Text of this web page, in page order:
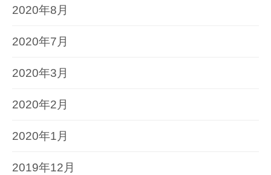
2020年8月
2020年7月
2020年3月
2020年2月
2020年1月
2019年12月